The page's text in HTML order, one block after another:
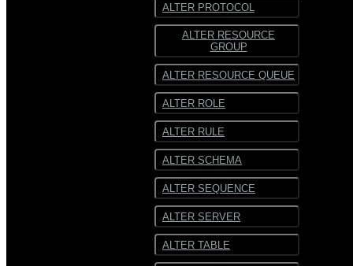
ALTER PROTOCOL
ALTER RESOURCE
GROUP
ALTER RESOURCE QUEUE
ALTER ROLE
ALTER RULE
ALTER SCHEMA
ALTER SEQUENCE
ALTER SERVER
ALTER TABLE